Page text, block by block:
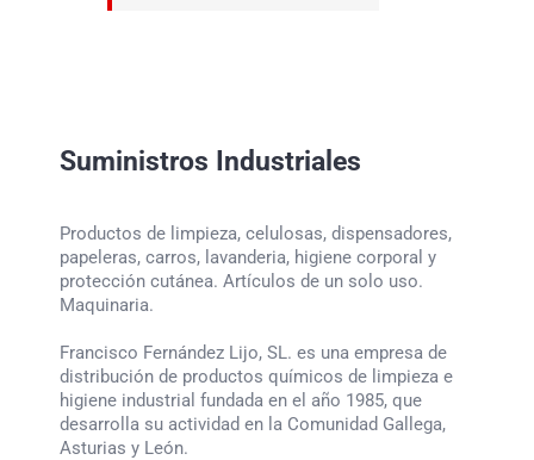
Suministros Industriales
Productos de limpieza, celulosas, dispensadores,
papeleras, carros, lavanderia, higiene corporal y
protección cutánea. Artículos de un solo uso.
Maquinaria.
Francisco Fernández Lijo, SL. es una empresa de
distribución de productos químicos de limpieza e
higiene industrial fundada en el año 1985, que
desarrolla su actividad en la Comunidad Gallega,
Asturias y León.